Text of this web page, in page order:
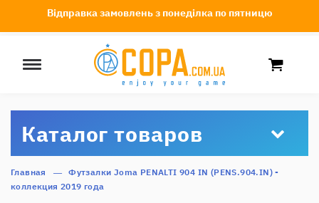
Каталог товаров
Главная
Футзалки Joma PENALTI 904 IN (PENS.904.IN) -
коллекция 2019 года
Відправка замовлень з понеділка по пятницю